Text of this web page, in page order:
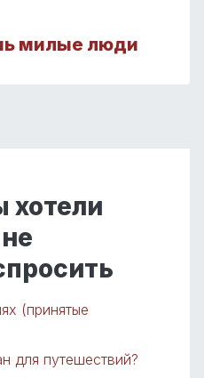
милые люди
хотели
(принятые
для путешествий?